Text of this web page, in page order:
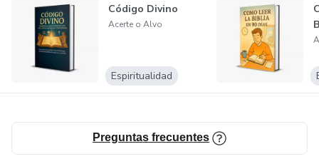
Código Divino
Acerte o Alvo
Espiritualidad
Preguntas frecuentes